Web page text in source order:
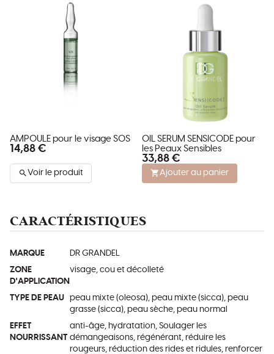
AMPOULE pour le visage SOS
14,88 €
Voir le produit
OIL SERUM SENSICODE pour
les Peaux Sensibles
33,88 €
Ajouter au panier
CARACTÉRISTIQUES
MARQUE
DR GRANDEL
ZONE
D'APPLICATION
visage, cou et décolleté
TYPE DE PEAU
peau mixte (oleosa), peau mixte (sicca), peau
grasse (sicca), peau sèche, peau normal
EFFET
NOURRISSANT
anti-âge, hydratation, Soulager les
démangeaisons, régénérant, réduire les
rougeurs, réduction des rides et ridules, renforcer